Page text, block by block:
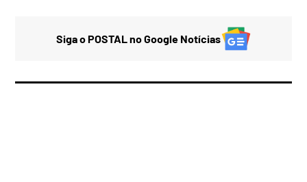
Siga o POSTAL no Google Notícias